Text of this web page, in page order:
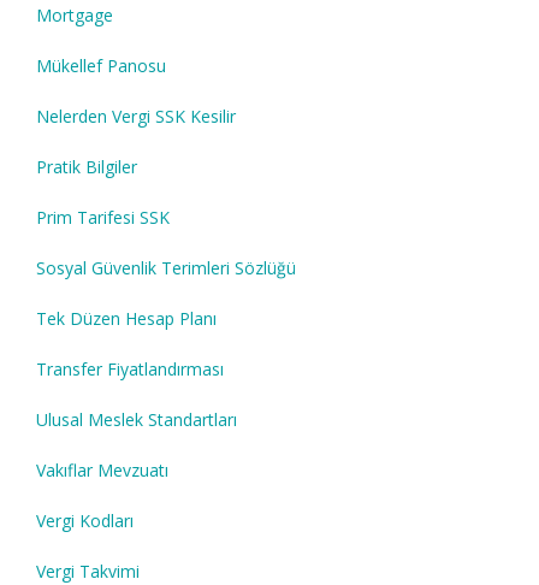
Mortgage
Mükellef Panosu
Nelerden Vergi SSK Kesilir
Pratik Bilgiler
Prim Tarifesi SSK
Sosyal Güvenlik Terimleri Sözlüğü
Tek Düzen Hesap Planı
Transfer Fiyatlandırması
Ulusal Meslek Standartları
Vakıflar Mevzuatı
Vergi Kodları
Vergi Takvimi